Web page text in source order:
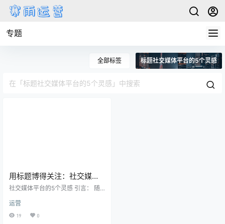
专题
全部标签 标题社交媒体平台的5个灵感
用标题博得关注：社交媒体
平台的5个灵感。
社交媒体平台的5个灵感 引言： 随
体平台成为了人们日常生活中不可
或缺的一部分。无论是个人用户还
运营
19 0